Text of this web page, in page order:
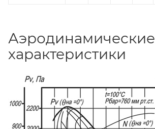
Аэродинамические
характеристики